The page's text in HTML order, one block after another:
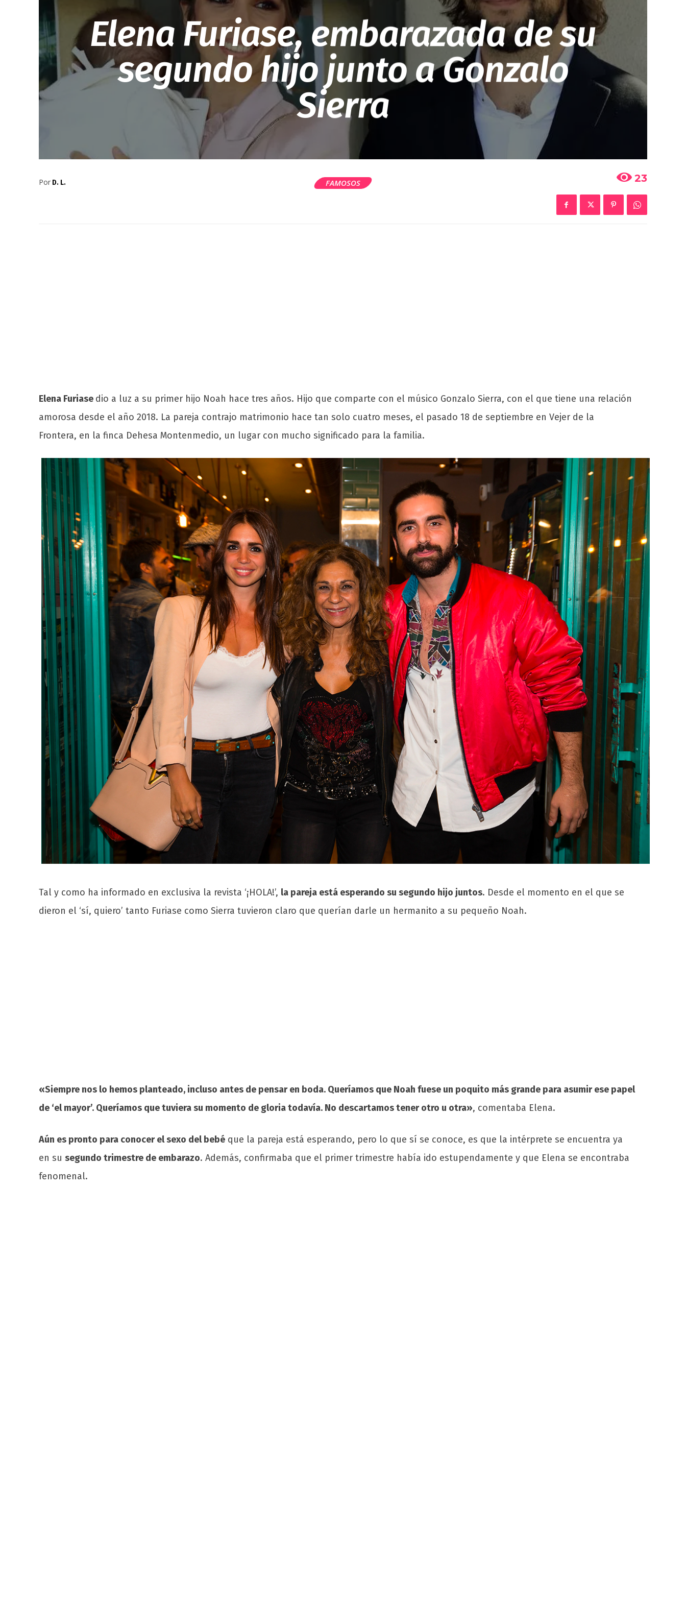
Elena Furiase, embarazada de su
segundo hijo junto a Gonzalo
Sierra
Por D. L. FAMOSOS 23
Elena Furiase dio a luz a su primer hijo Noah hace tres años. Hijo que comparte con el músico Gonzalo Sierra, con el que tiene una relación
amorosa desde el año 2018. La pareja contrajo matrimonio hace tan solo cuatro meses, el pasado 18 de septiembre en Vejer de la
Frontera, en la finca Dehesa Montenmedio, un lugar con mucho significado para la familia.
Tal y como ha informado en exclusiva la revista ‘¡HOLA!’, la pareja está esperando su segundo hijo juntos. Desde el momento en el que se
dieron el ‘sí, quiero’ tanto Furiase como Sierra tuvieron claro que querían darle un hermanito a su pequeño Noah.
«Siempre nos lo hemos planteado, incluso antes de pensar en boda. Queríamos que Noah fuese un poquito más grande para asumir ese papel
de ‘el mayor’. Queríamos que tuviera su momento de gloria todavía. No descartamos tener otro u otra», comentaba Elena.
Aún es pronto para conocer el sexo del bebé que la pareja está esperando, pero lo que sí se conoce, es que la intérprete se encuentra ya
en su segundo trimestre de embarazo. Además, confirmaba que el primer trimestre había ido estupendamente y que Elena se encontraba
fenomenal.